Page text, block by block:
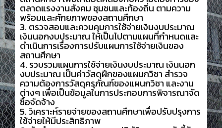
ตลาดแรงงานสังคม ชุมชนและท้องถิ่น ตามความ
พร้อมและศักยภาพของสถานศึกษา
3. ตรวจสอบและควบคุมการใช้จ่ายเงินงบประมาณ
เงินนอกงบประมาณ ให้เป็นไปตามแผนที่กำหนดและ
ดำเนินการเรื่องการปรับแผนการใช้จ่ายเงินของ
สถานศึกษา
4. รวบรวมแผนการใช้จ่ายเงินงบประมาณ เงินนอก
งบประมาณ เป็นค่าวัสดุฝึกของแผนกวิชา สำรวจ
ความต้องการวัสดุครุภัณฑ์ของแผนกวิชา และงาน
ต่างๆ เพื่อเป็นข้อมูลในการประกอบการพิจารณาจัด
ซื้อจัดจ้าง
5. วิเคราะห์รายจ่ายของสถานศึกษาเพื่อปรับปรุงการ
ใช้จ่ายให้มีประสิทธิภาพ